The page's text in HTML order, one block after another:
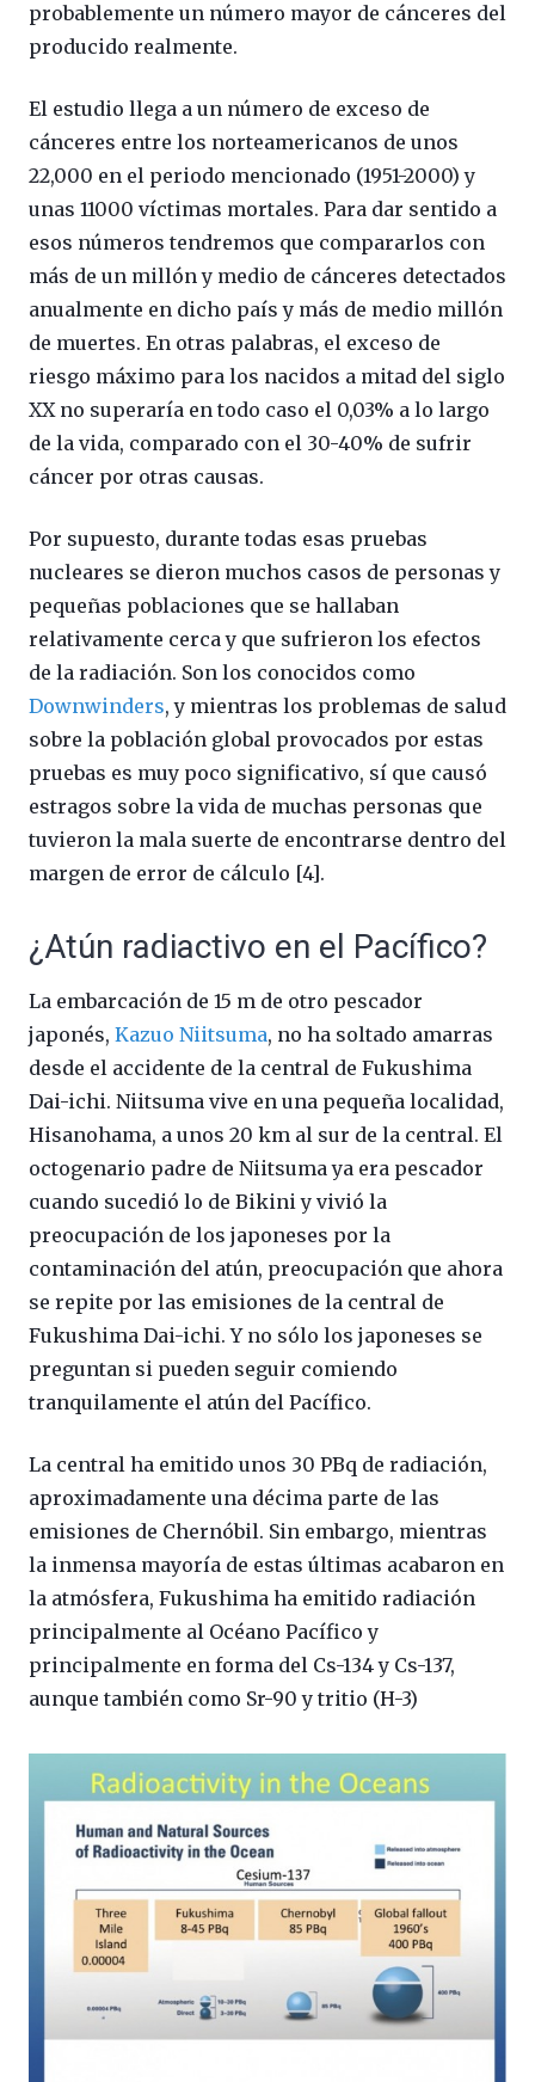
probablemente un número mayor de cánceres del
producido realmente.
El estudio llega a un número de exceso de
cánceres entre los norteamericanos de unos
22,000 en el periodo mencionado (1951-2000) y
unas 11000 víctimas mortales. Para dar sentido a
esos números tendremos que compararlos con
más de un millón y medio de cánceres detectados
anualmente en dicho país y más de medio millón
de muertes. En otras palabras, el exceso de
riesgo máximo para los nacidos a mitad del siglo
XX no superaría en todo caso el 0,03% a lo largo
de la vida, comparado con el 30-40% de sufrir
cáncer por otras causas.
Por supuesto, durante todas esas pruebas
nucleares se dieron muchos casos de personas y
pequeñas poblaciones que se hallaban
relativamente cerca y que sufrieron los efectos
de la radiación. Son los conocidos como
Downwinders, y mientras los problemas de salud
sobre la población global provocados por estas
pruebas es muy poco significativo, sí que causó
estragos sobre la vida de muchas personas que
tuvieron la mala suerte de encontrarse dentro del
margen de error de cálculo [4].
¿Atún radiactivo en el Pacífico?
La embarcación de 15 m de otro pescador
japonés, Kazuo Niitsuma, no ha soltado amarras
desde el accidente de la central de Fukushima
Dai-ichi. Niitsuma vive en una pequeña localidad,
Hisanohama, a unos 20 km al sur de la central. El
octogenario padre de Niitsuma ya era pescador
cuando sucedió lo de Bikini y vivió la
preocupación de los japoneses por la
contaminación del atún, preocupación que ahora
se repite por las emisiones de la central de
Fukushima Dai-ichi. Y no sólo los japoneses se
preguntan si pueden seguir comiendo
tranquilamente el atún del Pacífico.
La central ha emitido unos 30 PBq de radiación,
aproximadamente una décima parte de las
emisiones de Chernóbil. Sin embargo, mientras
la inmensa mayoría de estas últimas acabaron en
la atmósfera, Fukushima ha emitido radiación
principalmente al Océano Pacífico y
principalmente en forma del Cs-134 y Cs-137,
aunque también como Sr-90 y tritio (H-3)